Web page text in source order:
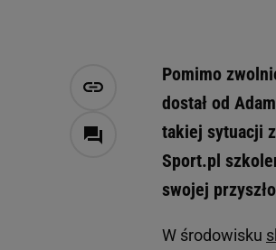
Pomimo
dostał od
takiej sytuacji
Sport.pl
swojej
W środowisku